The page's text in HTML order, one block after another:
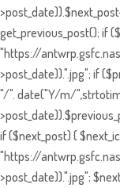
get_previous_post(); if
"https://
>post_date)).".jpg"; if
"/". date("Y/m/
if ($next_post) {
"https://
>post_date)).".jpg";